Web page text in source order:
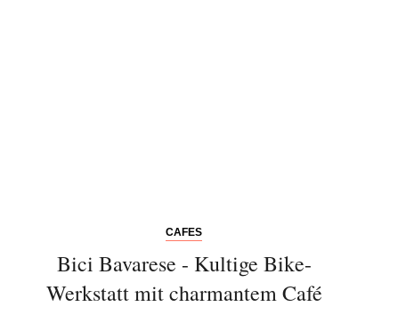
CAFES
Bici Bavarese - Kultige Bike-
Werkstatt mit charmantem Café